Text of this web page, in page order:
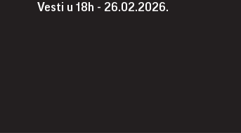
Vesti u 18h - 26.02.2026.